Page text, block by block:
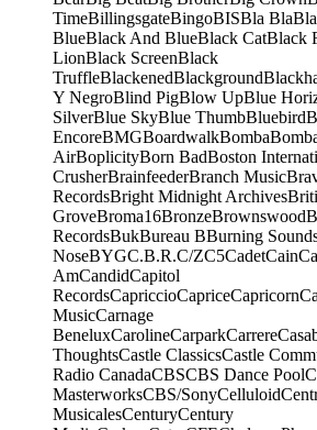
TimeBillingsgateBingoBISBla Bla
BlueBlack And BlueBlack CatBlack
LionBlack ScreenBlack
TruffleBlackenedBlackground
Y NegroBlind PigBlow UpBlue
SilverBlue SkyBlue ThumbBluebird
EncoreBMGBoardwalkBomba
AirBoplicityBorn BadBoston
CrusherBrainfeederBranch Music
RecordsBright Midnight Archives
GroveBroma16BronzeBrownswood
RecordsBukBureau BBurning
NoseBYGC.B.R.C/ZC5CadetCain
AmCandidCapitol
RecordsCapriccioCapriceCapricorn
MusicCarnage
BeneluxCarolineCarparkCarrere
ThoughtsCastle ClassicsCastle
Radio CanadaCBSCBS Dance Pool
MasterworksCBS/SonyCelluloid
MusicalesCenturyCentury